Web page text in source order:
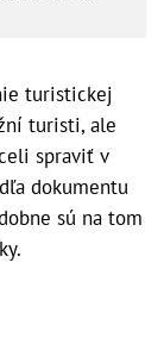
turistickej
turisti, ale
spraviť v
dokumentu
sú na tom